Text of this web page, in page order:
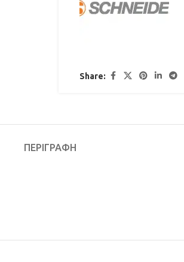
Share:
ΠΕΡΙΓΡΑΦΉ